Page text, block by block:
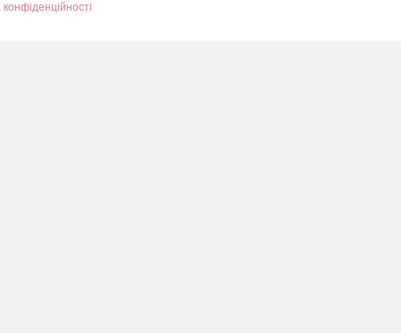
конфіденційності